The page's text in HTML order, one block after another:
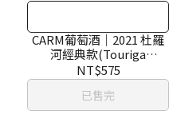
CARM葡萄酒｜2021 杜羅
河經典款(Touriga
Nacional, Tinta Roriz,
Touriga Franca｜Douro)
NT$575
已售完